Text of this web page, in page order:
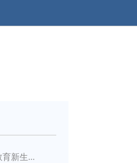
深圳宝安区2026年秋季义务教育新生入学指引